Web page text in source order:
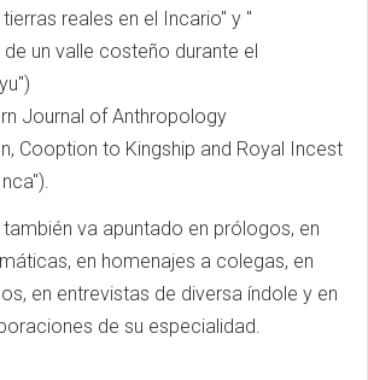
reales en el Incario" y "
un valle costeño durante el
Journal of Anthropology
Cooption to Kingship and Royal Incest
va apuntado en prólogos, en
en homenajes a colegas, en
en entrevistas de diversa índole y en
de su especialidad.